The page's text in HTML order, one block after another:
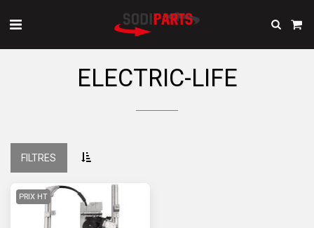
ELECTRIC-LIFE
FILTRES
PRIX HT